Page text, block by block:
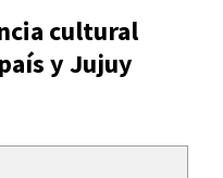
cultural
y Jujuy